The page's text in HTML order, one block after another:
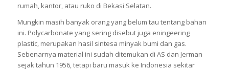
rumah, kantor, atau ruko di Bekasi Selatan.
Mungkin masih banyak orang yang belum tau tentang bahan
ini. Polycarbonate yang sering disebut juga eningeering
plastic, merupakan hasil sintesa minyak bumi dan gas.
Sebenarnya material ini sudah ditemukan di AS dan Jerman
sejak tahun 1956, tetapi baru masuk ke Indonesia sekitar